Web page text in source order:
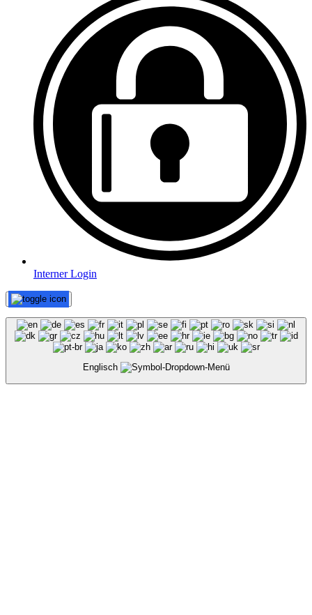
Interner Login
Englisch